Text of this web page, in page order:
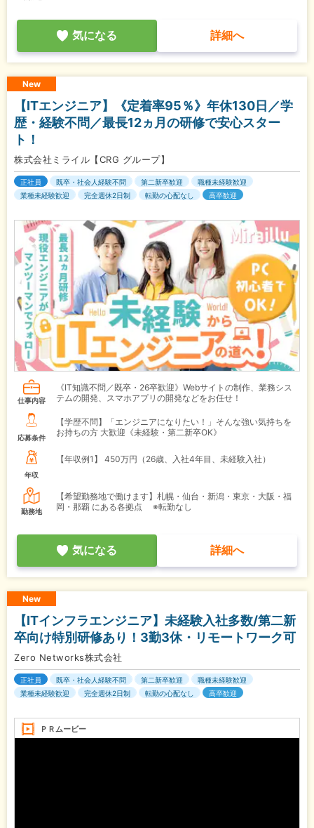
気になる 詳細へ
New
【ITエンジニア】《定着率95％》年休130日／学
歴・経験不問／最長12ヵ月の研修で安心スター
ト！
株式会社ミライル【CRG グループ】
正社員 既卒・社会人経験不問 第二新卒歓迎
職種未経験歓迎
業種未経験歓迎
完全週休2日制 転勤の心配なし 高卒歓迎
仕事内容
《IT知識不問／既卒・26卒歓迎》Webサイトの制作、業務シス
テムの開発、スマホアプリの開発などをお任せ！
応募条件
【学歴不問】「エンジニアになりたい！」そんな強い気持ちを
お持ちの方 大歓迎《未経験・第二新卒OK》
年収
【年収例1】 450万円（26歳、入社4年目、未経験入社）
勤務地
【希望勤務地で働けます】札幌・仙台・新潟・東京・大阪・福
岡・那覇 にある各拠点 ※転勤なし
気になる 詳細へ
New
【ITインフラエンジニア】未経験入社多数/第二新
卒向け特別研修あり！3勤3休・リモートワーク可
Zero Networks株式会社
正社員 既卒・社会人経験不問 第二新卒歓迎
職種未経験歓迎
業種未経験歓迎
完全週休2日制 転勤の心配なし 高卒歓迎
ＰＲムービー